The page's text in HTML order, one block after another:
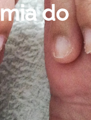
do